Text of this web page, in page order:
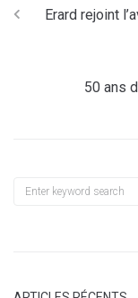
Erard rejoint
50 ans